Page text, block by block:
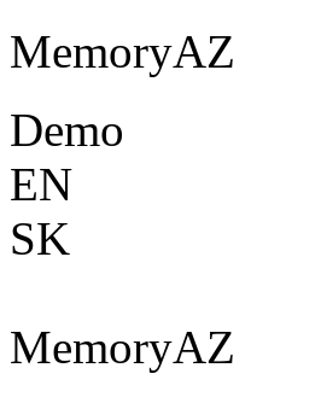
MemoryAZ
Demo
EN
SK
MemoryAZ